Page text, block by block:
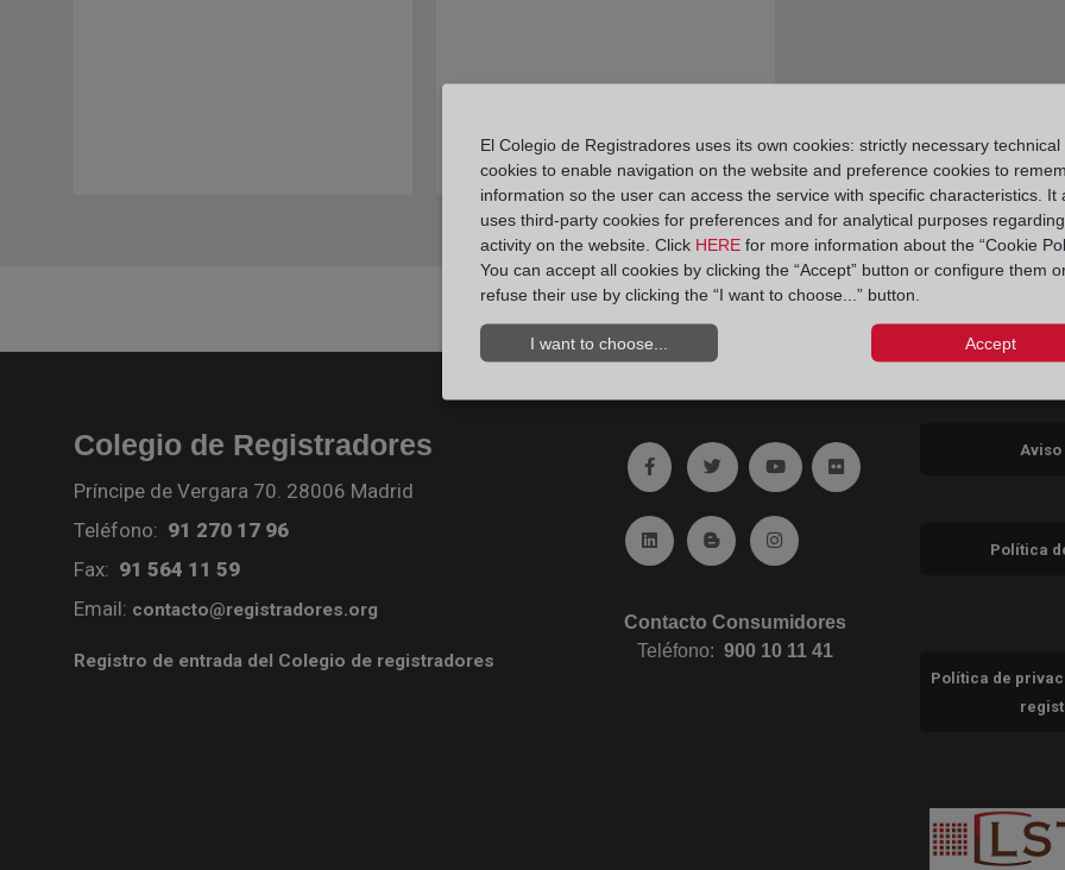
Colegio de Registradores
Príncipe de Vergara 70. 28006 Madrid
Teléfono: 91 270 17 96
Fax: 91 564 11 59
Email: contacto@registradores.org
Registro de entrada del Colegio de registradores
Ir a facebook (abre en ventana nueva)
Ir a twitter (abre en ventana nueva)
Ir a YouTube (abre en ventana nueva)
Ir a Flickr (abre en ventana
Ir a Linkedin (abre en ventana nueva)
Ir al Blog (abre en ventana nueva)
Ir a Instagram (abre en ventana
Contacto Consumidores
Teléfono:900 10 11 41
Aviso
Política
Política de
El Colegio de Registradores uses its own cookies: strictly necessary technical
cookies to enable navigation on the website and preference cookies to
information so the user can access the service with specific characteristics. It
uses third-party cookies for preferences and for analytical purposes
activity on the website. Click HERE for more information about the “Cookie
You can accept all cookies by clicking the “Accept” button or configure them
refuse their use by clicking the “I want to choose...” button.
I want to choose... Accept